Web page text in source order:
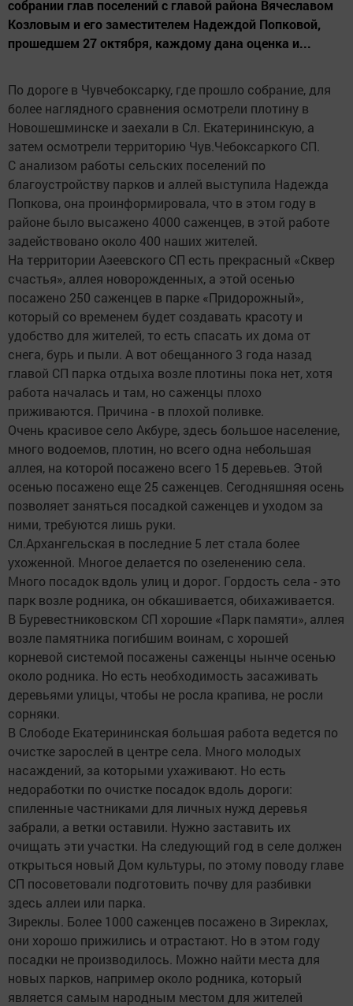
собрании глав поселений с главой района Вячеславом
Козловым и его заместителем Надеждой Попковой,
прошедшем 27 октября, каждому дана оценка и...
По дороге в Чувчебоксарку, где прошло собрание, для
более наглядного сравнения осмотрели плотину в
Новошешминске и заехали в Сл. Екатерининскую, а
затем осмотрели территорию Чув.Чебоксаркого СП.
С анализом работы сельских поселений по
благоустройству парков и аллей выступила Надежда
Попкова, она проинформировала, что в этом году в
районе было высажено 4000 саженцев, в этой работе
задействовано около 400 наших жителей.
На территории Азеевского СП есть прекрасный «Сквер
счастья», аллея новорожденных, а этой осенью
посажено 250 саженцев в парке «Придорожный»,
который со временем будет создавать красоту и
удобство для жителей, то есть спасать их дома от
снега, бурь и пыли. А вот обещанного 3 года назад
главой СП парка отдыха возле плотины пока нет, хотя
работа началась и там, но саженцы плохо
приживаются. Причина - в плохой поливке.
Очень красивое село Акбуре, здесь большое население,
много водоемов, плотин, но всего одна небольшая
аллея, на которой посажено всего 15 деревьев. Этой
осенью посажено еще 25 саженцев. Сегодняшняя осень
позволяет заняться посадкой саженцев и уходом за
ними, требуются лишь руки.
Сл.Архангельская в последние 5 лет стала более
ухоженной. Многое делается по озеленению села.
Много посадок вдоль улиц и дорог. Гордость села - это
парк возле родника, он обкашивается, обихаживается.
В Буревестниковском СП хорошие «Парк памяти», аллея
возле памятника погибшим воинам, с хорошей
корневой системой посажены саженцы нынче осенью
около родника. Но есть необходимость засаживать
деревьями улицы, чтобы не росла крапива, не росли
сорняки.
В Слободе Екатерининская большая работа ведется по
очистке зарослей в центре села. Много молодых
насаждений, за которыми ухаживают. Но есть
недоработки по очистке посадок вдоль дороги:
спиленные частниками для личных нужд деревья
забрали, а ветки оставили. Нужно заставить их
очищать эти участки. На следующий год в селе должен
открыться новый Дом культуры, по этому поводу главе
СП посоветовали подготовить почву для разбивки
здесь аллеи или парка.
Зиреклы. Более 1000 саженцев посажено в Зиреклах,
они хорошо прижились и отрастают. Но в этом году
посадки не производилось. Можно найти места для
новых парков, например около родника, который
является самым народным местом для жителей